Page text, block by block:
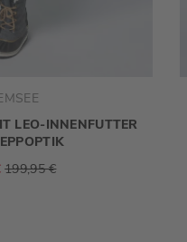
LEO-INNENFUTTER
199,95 €